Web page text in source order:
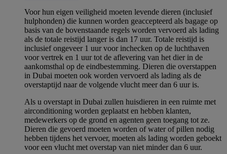
Voor hun eigen veiligheid moeten levende dieren (inclusief
hulphonden) die kunnen worden geaccepteerd als bagage op
basis van de bovenstaande regels worden vervoerd als lading
als de totale reistijd langer is dan 17 uur. Totale reistijd is
inclusief ongeveer 1 uur voor inchecken op de luchthaven
voor vertrek en 1 uur tot de aflevering van het dier in de
aankomsthal op de eindbestemming. Dieren die overstappen
in Dubai moeten ook worden vervoerd als lading als de
overstaptijd naar de volgende vlucht meer dan 6 uur is.
Als u overstapt in Dubai zullen huisdieren in een ruimte met
airconditioning worden geplaatst en hebben klanten,
medewerkers op de grond en agenten geen toegang tot ze.
Dieren die gevoerd moeten worden of water of pillen nodig
hebben tijdens het vervoer, moeten als lading worden geboekt
voor een vlucht met overstap van niet minder dan 6 uur.